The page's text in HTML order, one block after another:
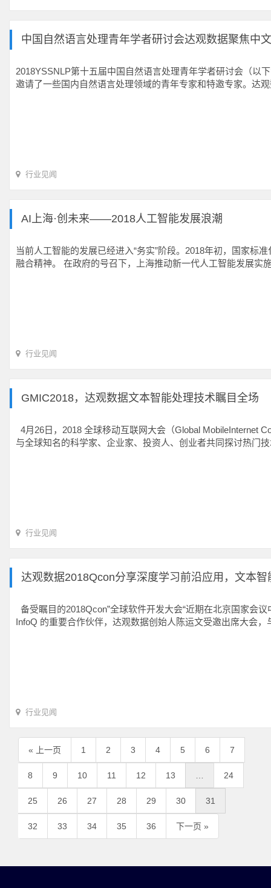
中国自然语言处理青年学者研讨会达观数据聚焦中
2018YSSNLP第十五届中国自然语言处理青年学者研讨会（以
邀请了一些国内自然语言处理领域的青年专家和特邀专家。
行业见闻
AI上海·创未来——2018人工智能发展浪潮
当前人工智能的发展已经进入“务实”阶段。2018年初，国家标
融合精神。 在政府的号召下，上海推动新一代人工智能发展
行业见闻
GMIC2018，达观数据文本智能处理技术瞩目全场
4月26日，2018 全球移动互联网大会（Global MobileInternet
与全球知名的科学家、企业家、投资人、创业者共同探讨热门
行业见闻
达观数据2018Qcon分享深度学习前沿应用，文本
备受瞩目的2018Qcon”全球软件开发大会“近期在北京国家会
InfoQ 的重要合作伙伴，达观数据创始人陈运文受邀出席大会
行业见闻
« 上一页 1 2 3 4 5 6 7
8 9 10 11 12 13 24
25 26 27 28 29 30 31
32 33 34 35 36 下一页 »